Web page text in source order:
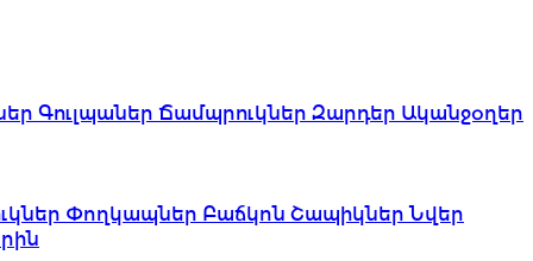
Գուլպաներ Ճամպրուկներ Զարդեր Ականջօղեր
Փողկապներ Բաճկոն ՇապիկներՆվեր